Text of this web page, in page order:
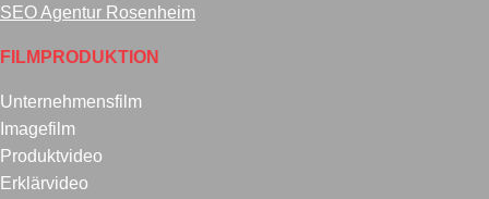
SEO Agentur Rosenheim
FILMPRODUKTION
Unternehmensfilm
Imagefilm
Produktvideo
Erklärvideo